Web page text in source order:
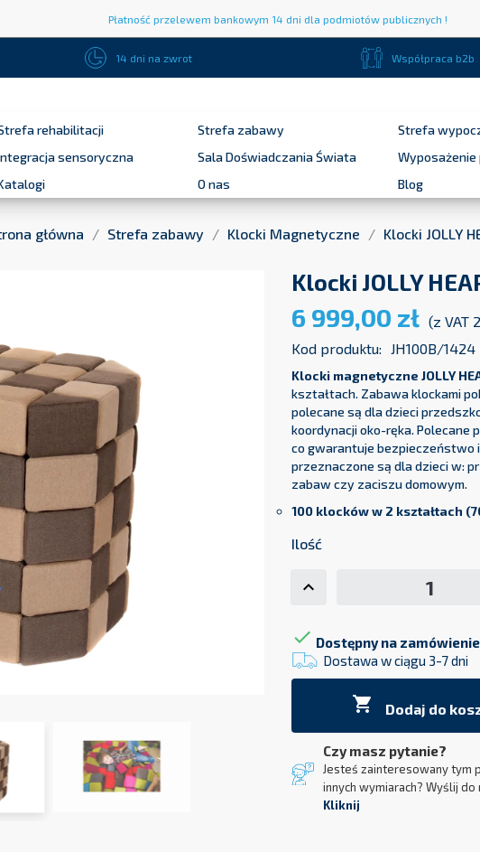
Płatność przelewem bankowym 14 dni dla podmiotów publicznych !
14 dni na zwrot Współpraca b2b
rehabilitacji
Strefa zabawy Strefa
sensoryczna
Sala Doświadczania Świata
O nas Blog
główna Strefa zabawy Klocki Magnetyczne Klocki JOLLY
Klocki JOLLY
6 999,00 zł (z VAT
Kod produktu:
JH100B/1424
Klocki magnetyczne JOLLY
kształtach. Zabawa klockami
polecane są dla dzieci
koordynacji oko-ręka. Polecane
co gwarantuje bezpieczeństwo
przeznaczone są dla dzieci w:
zabaw czy zaciszu domowym.
100 klocków w 2 kształtach (
Ilość
 Dostępny na zamówienie
Dostawa w ciągu 3-7 dni
 Dodaj do
Czy masz pytanie?
Jesteś zainteresowany tym
innych wymiarach? Wyślij do
Kliknij